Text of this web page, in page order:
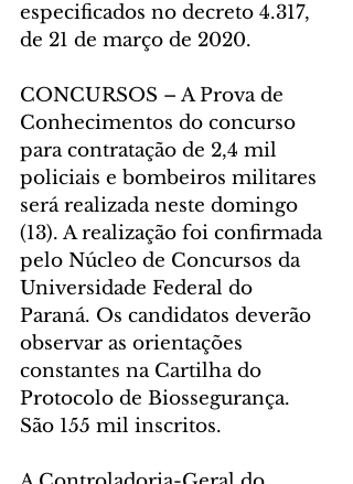
especificados no decreto 4.317,
de 21 de março de 2020.
CONCURSOS – A Prova de
Conhecimentos do concurso
para contratação de 2,4 mil
policiais e bombeiros militares
será realizada neste domingo
(13). A realização foi confirmada
pelo Núcleo de Concursos da
Universidade Federal do
Paraná. Os candidatos deverão
observar as orientações
constantes na Cartilha do
Protocolo de Biossegurança.
São 155 mil inscritos.